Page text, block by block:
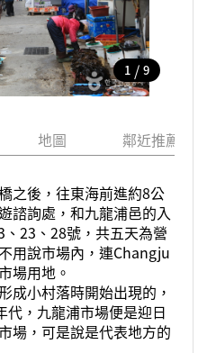
1 / 9
地圖 鄰近推薦景點
之後，往東海前進約8公
諮詢處，和九龍浦邑的入
23、28號，共五天為營
用說市場內，連Changju
場用地。
成小村落時開始出現的，
，九龍浦市場便是迎日
場，可是說是代表地方的